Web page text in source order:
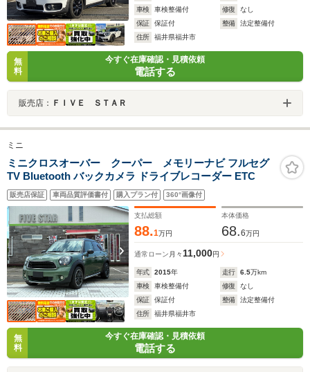
車検
車検整備付 修復
なし
保証
保証付 整備
法定整備付
住所
福井県福井市
無
料
今すぐ在庫確認・見積依頼
電話する
販売店： ＦＩＶＥ ＳＴＡＲ
ミニ
ミニクロスオーバー クーパー メモリーナビ フルセグ
TV Bluetooth バックカメラ ドライブレコーダー ETC
販売店保証 車両品質評価書付 購入プラン付 360°画像付
支払総額
88.1万円
本体価格
68.6万円
通常ローン 月々 11,000円
年式 2015年 走行 6.5万km
車検
車検整備付 修復
なし
保証
保証付 整備
法定整備付
住所
福井県福井市
無
料
今すぐ在庫確認・見積依頼
電話する